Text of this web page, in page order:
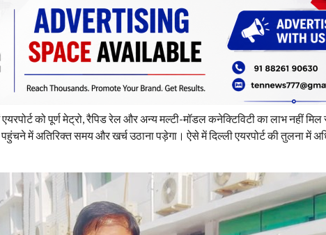
एयरपोर्ट को पूर्ण मेट्रो, रैपिड रेल और अन्य मल्टी-मॉडल कनेक्टिविटी का लाभ नहीं
पहुंचने में अतिरिक्त समय और खर्च उठाना पड़ेगा। ऐसे में दिल्ली एयरपोर्ट की तुलना में